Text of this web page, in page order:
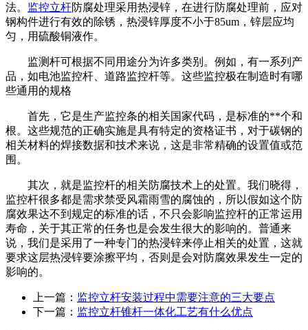
法。 监控立杆防腐处理采用热浸锌，在进行防腐处理前，应对
钢构件进行有效的除锈，热浸锌厚度不小于85um，锌层应均
匀，用硫酸铜液作。
监测杆可根据不同用途分为许多类别。例如，有一系列产
品，如电池监控杆、道路监控杆等。这些监控极在制造时有哪
些通用的规格
首先，它是生产监控条的相关国家代码，是标准的**个和
根。这些规范的正确实施是具有特定的资格证书，对于碳钢的
相关材料的焊接数据和技术来说，这是非常精确的设置值或范
围。
其次，就是监控杆的相关防腐技术上的处置。我们晓得，
监控杆很多都是需求禁受风霜雨雪的腐蚀的，所以假如这个防
腐效果达不到规定的标准的话，不只会影响监控杆的正常运用
寿命，关于其正常的任务也是会发生很大的影响的。普通来
说，我们是采用了一种专门的热浸锌来停止相关的处置，这就
要求这层热浸锌要涂擦平均，否则是会对防腐效果发生一定的
影响的。
上一篇： 监控立杆安装过程中需要注意的三大要点
下一篇： 监控立杆锥杆一体化工艺有什么优点